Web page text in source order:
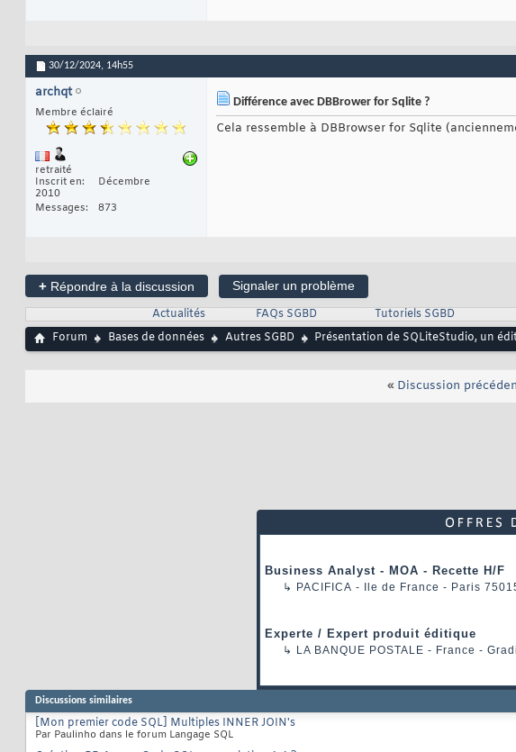
30/12/2024, 14h55
archqt
Membre éclairé
retraité
Inscrit en
Décembre
2010
Messages
873
Différence avec DBBrower for Sqlite ?
Cela ressemble à DBBrowser for Sqlite
+ Répondre à la discussion
Signaler un problème
Actualités
FAQs SGBD Tutoriels SGBD
Forum
Bases de données Autres SGBD Présentation de SQLiteStudio, un
« Discussion
Business Analyst - MOA - Recette H/F
↳ PACIFICA - Ile de France - Paris
Experte / Expert produit éditique
↳ LA BANQUE POSTALE - France -
Discussions similaires
[Mon premier code SQL] Multiples INNER JOIN's
Par Paulinho dans le forum Langage SQL